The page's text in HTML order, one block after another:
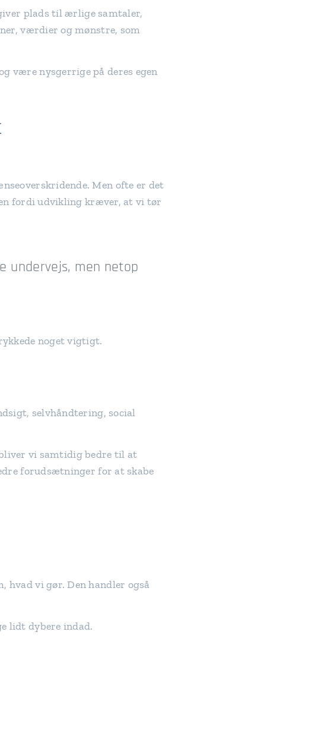
plads til ærlige samtaler,
værdier og mønstre, som
være nysgerrige på deres egen
Men ofte er det
fordi udvikling kræver, at vi tør
undervejs, men netop
noget vigtigt.
selvhåndtering, social
vi samtidig bedre til at
forudsætninger for at skabe
hvad vi gør. Den handler også
lidt dybere indad.